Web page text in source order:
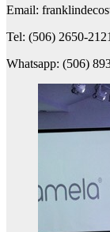
Email:
Tel: (506) 2650-
Whatsapp: (506)